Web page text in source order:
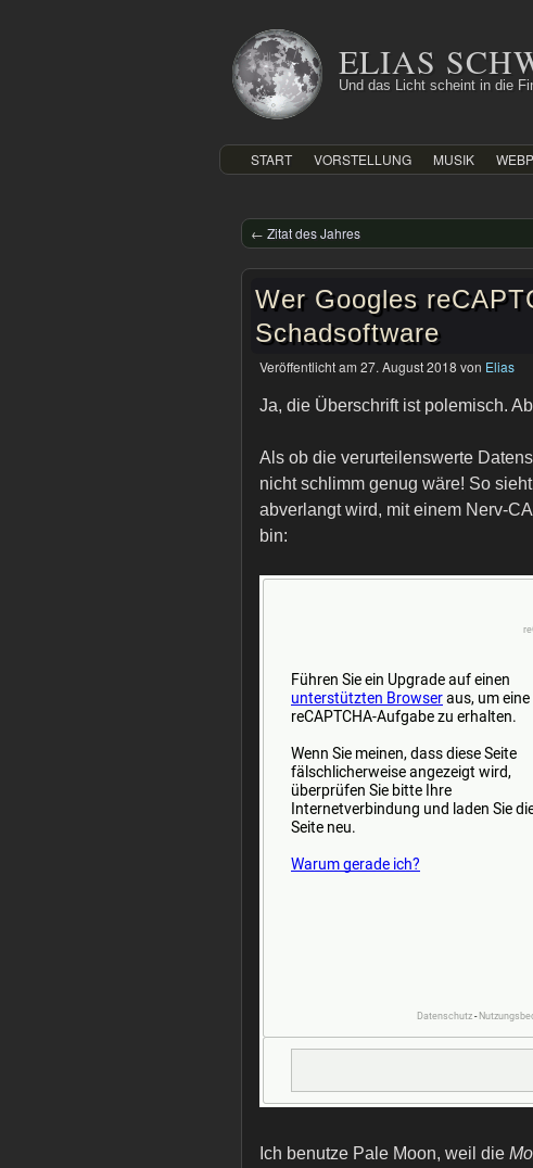
Inhalt
springen
ELIAS
Und das Licht scheint in die
START VORSTELLUNG MUSIK
← Zitat des Jahres
Wer Googles
Schadsoftware
Veröffentlicht am 27. August 2018 von Elias
Ja, die Überschrift ist polemisch.
Als ob die verurteilenswerte
nicht schlimm genug wäre! So
abverlangt wird, mit einem Nerv-
bin:
Ich benutze Pale Moon, weil die